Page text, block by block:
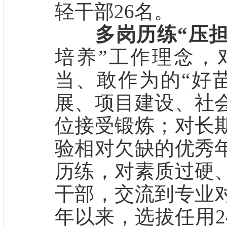
轻干部26名。
多岗历练“压
培养”工作理念，
当、敢作为的“好
展、项目建设、社
位接受锻炼；对长
验相对欠缺的优秀
历练，对素质过硬
干部，交流到专业
年以来，选拔任用